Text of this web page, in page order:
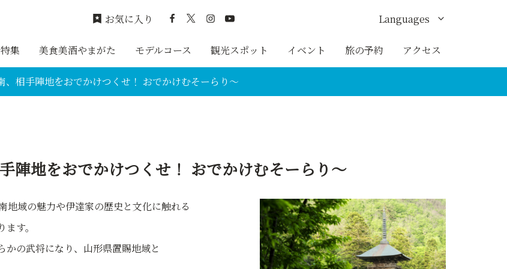
特集 美食美酒やまがた モデルコース 観光スポット イベント 旅の予約 アクセス
お気に入り Languages
English
、相手陣地をおでかけつくせ！ おでかけむそーらり～
陣地をおでかけつくせ！ おでかけむそーらり～
地域の魅力や伊達家の歴史と文化に触れる
す。
かの武将になり、山形県置賜地域と